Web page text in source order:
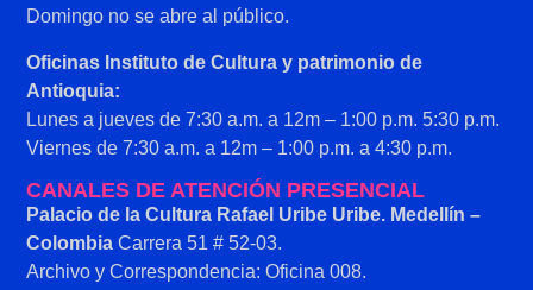
CANALES DE ATENCIÓN PRESENCIAL
Palacio de la Cultura Rafael Uribe Uribe. Medellín –
Colombia Carrera 51 # 52-03.
Archivo y Correspondencia: Oficina 008.
Domingo no se abre al público.
Oficinas Instituto de Cultura y patrimonio de
Antioquia:
Lunes a jueves de 7:30 a.m. a 12m – 1:00 p.m. 5:30 p.m.
Viernes de 7:30 a.m. a 12m – 1:00 p.m. a 4:30 p.m.